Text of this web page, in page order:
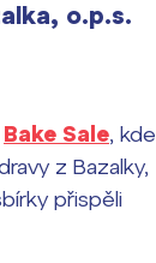
o.p.s.
Bake Sale, kde
z Bazalky,
přispěli